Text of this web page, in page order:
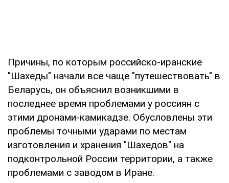
Причины, по которым российско-иранские
"Шахеды" начали все чаще "путешествовать" в
Беларусь, он объяснил возникшими в
последнее время проблемами у россиян с
этими дронами-камикадзе. Обусловлены эти
проблемы точными ударами по местам
изготовления и хранения "Шахедов" на
подконтрольной России территории, а также
проблемами с заводом в Иране.